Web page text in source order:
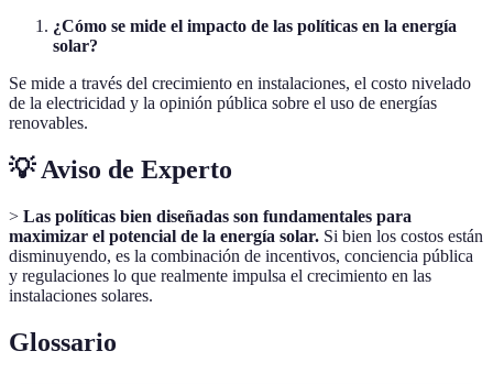
¿Cómo se mide el impacto de las políticas en la energía
solar?
Se mide a través del crecimiento en instalaciones, el costo nivelado
de la electricidad y la opinión pública sobre el uso de energías
renovables.
💡 Aviso de Experto
> Las políticas bien diseñadas son fundamentales para
maximizar el potencial de la energía solar. Si bien los costos están
disminuyendo, es la combinación de incentivos, conciencia pública
y regulaciones lo que realmente impulsa el crecimiento en las
instalaciones solares.
Glossario